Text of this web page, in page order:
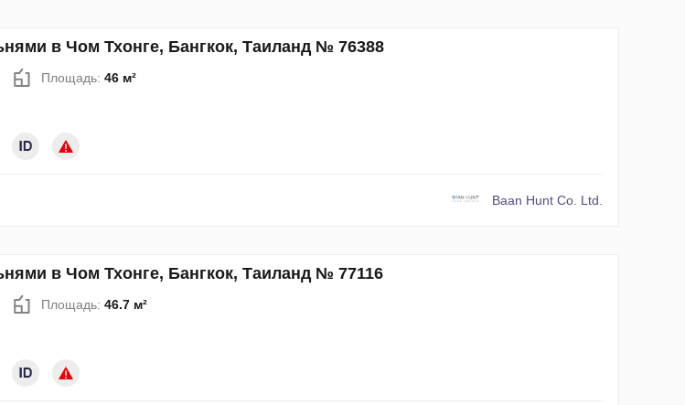
в Чом Тхонге, Бангкок, Таиланд № 76388
Площадь: 46 м²
Baan Hunt Co. Ltd.
в Чом Тхонге, Бангкок, Таиланд № 77116
Площадь: 46.7 м²